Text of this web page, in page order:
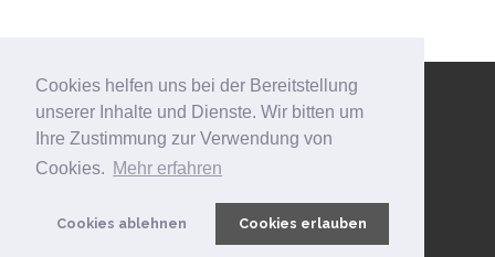
Cookies helfen uns bei der Bereitstellung
unserer Inhalte und Dienste. Wir bitten um
Ihre Zustimmung zur Verwendung von
Cookies. Mehr erfahren
Cookies ablehnen Cookies erlauben